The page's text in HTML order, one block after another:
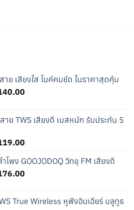
าย เสียงใส ไมค์คมชัด ในราคาสุดคุ้ม
Current
฿140.00.
าย TWS เสียงดี เบสหนัก รับประกัน 5
Current
is:
฿119.00.
โพง GOOJODOQ วิทยุ FM เสียงดี
Current
฿176.00.
True Wireless หูฟังอินเอียร์ บลูทูธ